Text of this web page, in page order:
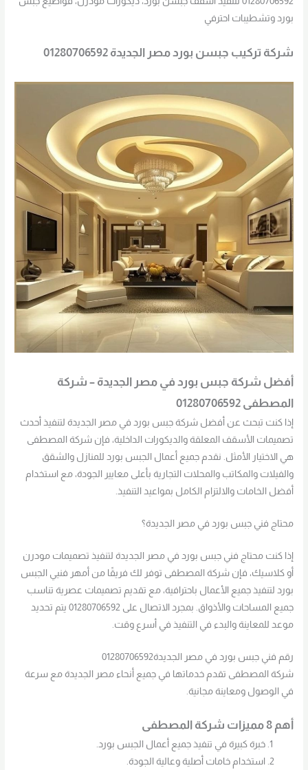
بورد وتشطيبات احترفي
شركة تركيب جبسن بورد مصر الجديدة 01280706592
أفضل شركة جبس بورد في مصر الجديدة – شركة
المصطفى 01280706592
إذا كنت تبحث عن أفضل شركة جبس بورد في مصر الجديدة لتنفيذ أحدث
تصميمات الأسقف المعلقة والديكورات الداخلية، فإن شركة المصطفى
هي الاختيار الأمثل. نقدم جميع أعمال الجبس بورد للمنازل والشقق
والفيلات والمكاتب والمحلات التجارية بأعلى معايير الجودة، مع استخدام
أفضل الخامات والالتزام الكامل بمواعيد التنفيذ.
محتاج فني جبس بورد في مصر الجديدة؟
إذا كنت محتاج فني جبس بورد في مصر الجديدة لتنفيذ تصميمات مودرن
أو كلاسيك، فإن شركة المصطفى توفر لك فريقًا من أمهر فنيي الجبس
بورد لتنفيذ جميع الأعمال باحترافية، مع تقديم تصميمات عصرية تناسب
جميع المساحات والأذواق. بمجرد الاتصال على 01280706592 يتم تحديد
موعد للمعاينة والبدء في التنفيذ في أسرع وقت.
رقم فني جبس بورد في مصر الجديدة01280706592
شركة المصطفى تقدم خدماتها في جميع أنحاء مصر الجديدة مع سرعة
في الوصول ومعاينة مجانية.
أهم 8 مميزات شركة المصطفى
خبرة كبيرة في تنفيذ جميع أعمال الجبس بورد.
استخدام خامات أصلية وعالية الجودة.